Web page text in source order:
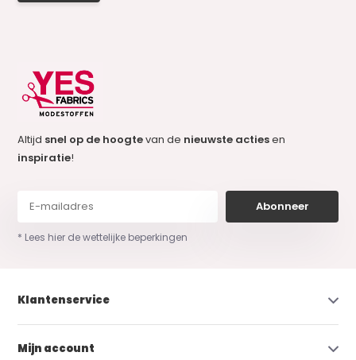
Altijd snel op de hoogtevan de nieuwste actiesen
inspiratie!
Abonneer
* Lees hier de wettelijke beperkingen
Klantenservice
Mijn account